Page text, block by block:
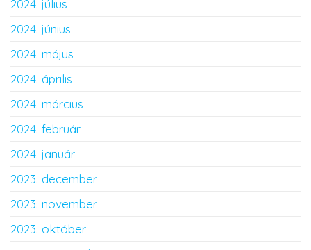
2024. július
2024. június
2024. május
2024. április
2024. március
2024. február
2024. január
2023. december
2023. november
2023. október